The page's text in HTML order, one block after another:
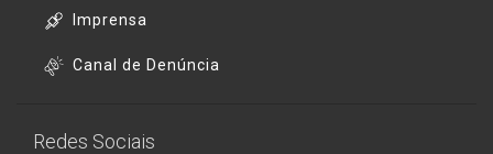
Imprensa
Canal de Denúncia
Redes Sociais